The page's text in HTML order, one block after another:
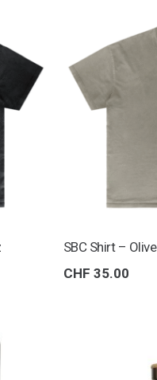
SBC Shirt –
CHF 35.00